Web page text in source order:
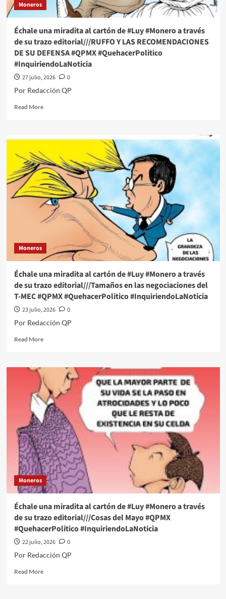
trazo
editorial///Su
#QPMX
#QuehacerPolitico
#InquiriendoLaNoticia
Moneros
Échale una miradita al cartón de #Luy #Monero a través
de su trazo editorial///RUFFO Y LAS RECOMENDACIONES
DE SU DEFENSA #QPMX #QuehacerPolitico
#InquiriendoLaNoticia
27 julio, 2026
0
Por Redacción QP
Read MoreRead
miradita
al
cartón
de
#Luy
#Monero
través
trazo
editorial///RUFFO
LAS
RECOMENDACIONES
DE
SU
#QPMX
Moneros
Échale una miradita al cartón de #Luy #Monero a través
de su trazo editorial///Tamaños en las negociaciones del
T-MEC #QPMX #QuehacerPolitico #InquiriendoLaNoticia
23 julio, 2026
0
Por Redacción QP
Read MoreRead
Échale
una
miradita
al
cartón
de
#Luy
#Monero
a
través
de
su
trazo
editorial///Tamaños
las
negociaciones
del
T-
#QPMX
Moneros
Échale una miradita al cartón de #Luy #Monero a través
de su trazo editorial///Cosas del Mayo #QPMX
#QuehacerPolitico #InquiriendoLaNoticia
22 julio, 2026
0
Por Redacción QP
Read MoreRead